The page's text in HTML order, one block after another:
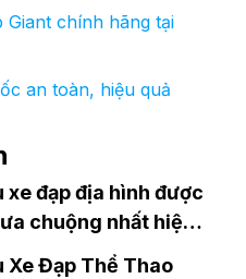
Giant chính hãng tại
an toàn, hiệu quả
xe đạp địa hình được
chuộng nhất hiện
Xe Đạp Thể Thao